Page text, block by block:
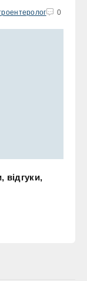
0
відгуки,